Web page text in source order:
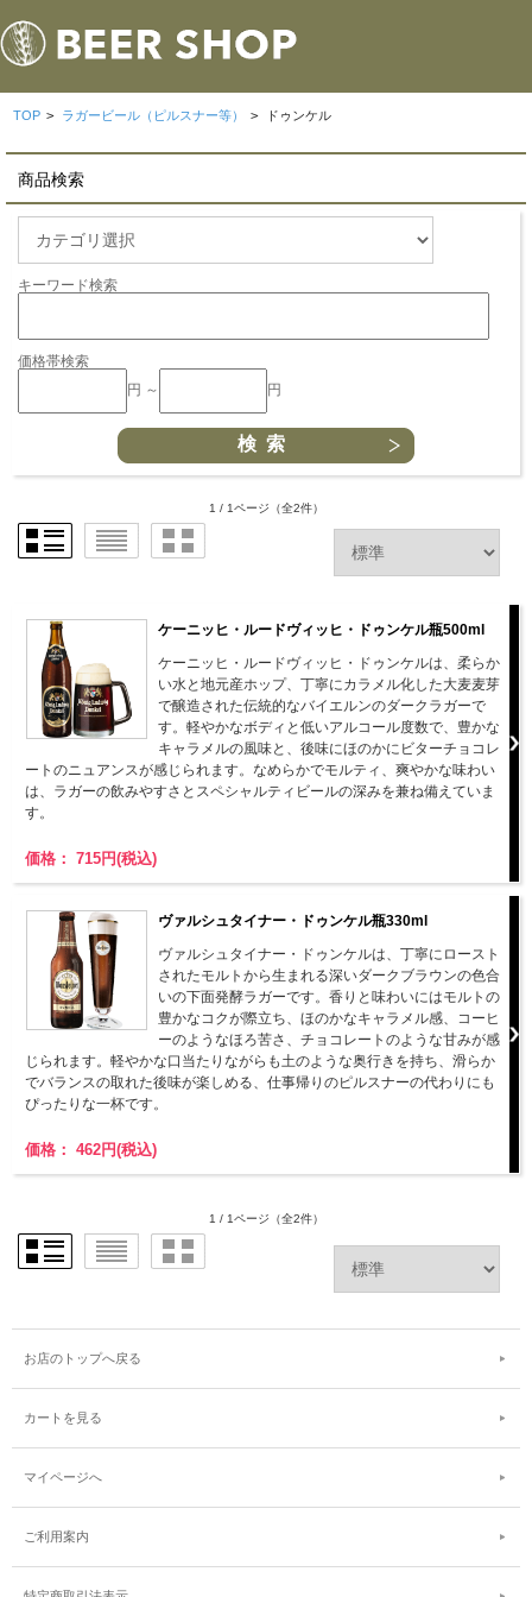
TOP > ラガービール（ピルスナー等） > ドゥンケル
商品検索
キーワード検索
価格帯検索
円 ～
円
1 / 1ページ （全2件）
ケーニッヒ・ルードヴィッヒ・ドゥンケル瓶500ml
ケーニッヒ・ルードヴィッヒ・ドゥンケルは、柔らか
い水と地元産ホップ、丁寧にカラメル化した大麦麦芽
で醸造された伝統的なバイエルンのダークラガーで
す。軽やかなボディと低いアルコール度数で、豊かな
キャラメルの風味と、後味にほのかにビターチョコレ
ートのニュアンスが感じられます。なめらかでモルティ、爽やかな味わい
は、ラガーの飲みやすさとスペシャルティビールの深みを兼ね備えていま
す。
価格： 715円(税込)
ヴァルシュタイナー・ドゥンケル瓶330ml
ヴァルシュタイナー・ドゥンケルは、丁寧にロースト
されたモルトから生まれる深いダークブラウンの色合
いの下面発酵ラガーです。香りと味わいにはモルトの
豊かなコクが際立ち、ほのかなキャラメル感、コーヒ
ーのようなほろ苦さ、チョコレートのような甘みが感
じられます。軽やかな口当たりながらも土のような奥行きを持ち、滑らか
でバランスの取れた後味が楽しめる、仕事帰りのピルスナーの代わりにも
ぴったりな一杯です。
価格： 462円(税込)
1 / 1ページ （全2件）
お店のトップへ戻る
カートを見る
マイページへ
ご利用案内